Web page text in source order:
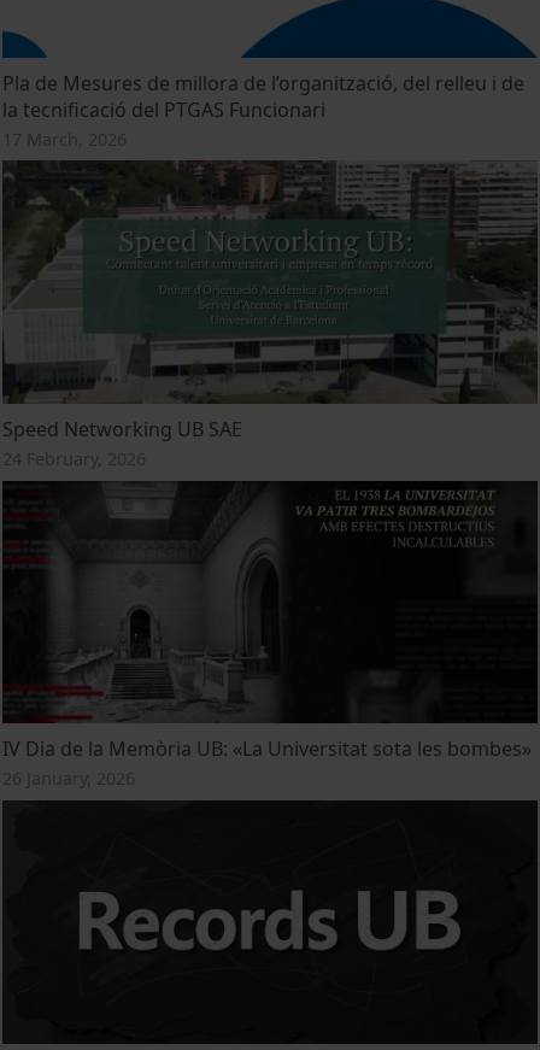
Pla de Mesures de millora de l’organització, del relleu i de
la tecnificació del PTGAS Funcionari
17 March, 2026
Speed Networking UB SAE
24 February, 2026
IV Dia de la Memòria UB: «La Universitat sota les bombes»
26 January, 2026